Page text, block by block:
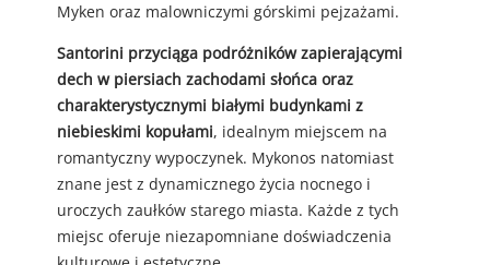
Myken oraz malowniczymi górskimi pejzażami.
Santorini przyciąga podróżników zapierającymi
dech w piersiach zachodami słońca oraz
charakterystycznymi białymi budynkami z
niebieskimi kopułami, idealnym miejscem na
romantyczny wypoczynek. Mykonos natomiast
znane jest z dynamicznego życia nocnego i
uroczych zaułków starego miasta. Każde z tych
miejsc oferuje niezapomniane doświadczenia